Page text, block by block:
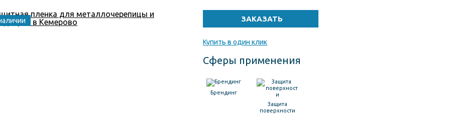
Купить в один клик
Сферы применения
Брендинг
Защита
поверхности